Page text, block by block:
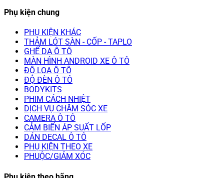
Phụ kiện chung
PHỤ KIỆN KHÁC
THẢM LÓT SÀN - CỐP - TAPLO
GHẾ DA Ô TÔ
MÀN HÌNH ANDROID XE Ô TÔ
ĐỘ LOA Ô TÔ
ĐỘ ĐÈN Ô TÔ
BODYKITS
PHIM CÁCH NHIỆT
DỊCH VỤ CHĂM SÓC XE
CAMERA Ô TÔ
CẢM BIẾN ÁP SUẤT LỐP
DÁN DECAL Ô TÔ
PHỤ KIỆN THEO XE
PHUỘC/GIẢM XÓC